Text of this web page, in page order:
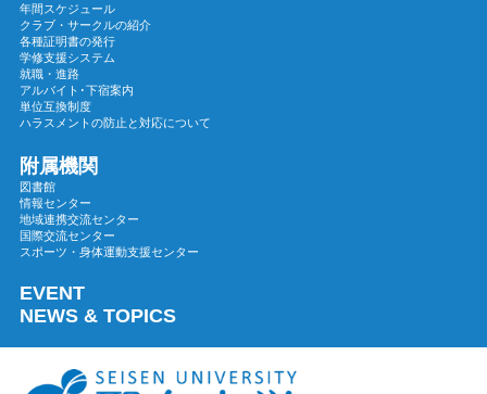
2023年11月
2023年10月
2023年09月
2023年08月
2023年07月
2023年06月
2023年05月
2023年04月
2023年03月
2023年01月
2022年11月
年間スケジュール
クラブ・サークルの紹介
各種証明書の発行
学修支援システム
就職・進路
アルバイト･下宿案内
単位互換制度
ハラスメントの防止と対応について
附属機関
図書館
情報センター
地域連携交流センター
国際交流センター
スポーツ・身体運動支援センター
EVENT
NEWS & TOPICS